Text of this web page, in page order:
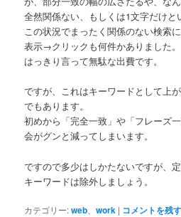
全然関係ない、もしくは1文字だけと
この状況でまったく関係のない検索
表示→クリックも何件かありました。
はっきり言って無駄な出費です。
ですが、これはキーワードとして上
でもあります。
初めから「完全一致」や「フレーズ
会がグンと減ってしまいます。
ですので多少はしかたないですが、
キーワードは除外しましょう。
カテゴリー:web 、work | コメントを残す